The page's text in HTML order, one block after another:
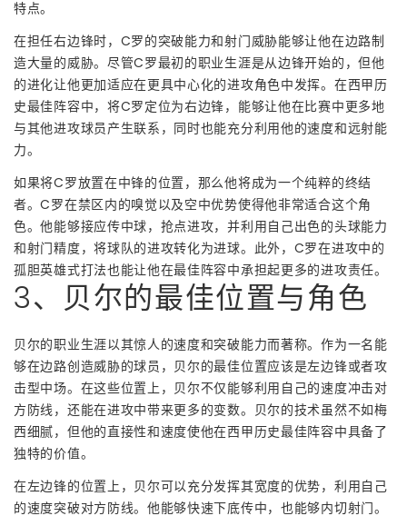
特点。
在担任右边锋时，C罗的突破能力和射门威胁能够让他在边路制
造大量的威胁。尽管C罗最初的职业生涯是从边锋开始的，但他
的进化让他更加适应在更具中心化的进攻角色中发挥。在西甲历
史最佳阵容中，将C罗定位为右边锋，能够让他在比赛中更多地
与其他进攻球员产生联系，同时也能充分利用他的速度和远射能
力。
如果将C罗放置在中锋的位置，那么他将成为一个纯粹的终结
者。C罗在禁区内的嗅觉以及空中优势使得他非常适合这个角
色。他能够接应传中球，抢点进攻，并利用自己出色的头球能力
和射门精度，将球队的进攻转化为进球。此外，C罗在进攻中的
孤胆英雄式打法也能让他在最佳阵容中承担起更多的进攻责任。
3、贝尔的最佳位置与角色
贝尔的职业生涯以其惊人的速度和突破能力而著称。作为一名能
够在边路创造威胁的球员，贝尔的最佳位置应该是左边锋或者攻
击型中场。在这些位置上，贝尔不仅能够利用自己的速度冲击对
方防线，还能在进攻中带来更多的变数。贝尔的技术虽然不如梅
西细腻，但他的直接性和速度使他在西甲历史最佳阵容中具备了
独特的价值。
在左边锋的位置上，贝尔可以充分发挥其宽度的优势，利用自己
的速度突破对方防线。他能够快速下底传中，也能够内切射门。